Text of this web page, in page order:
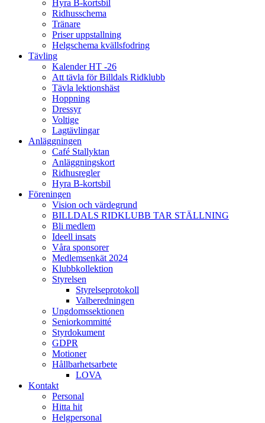
Hyra B-kortsbil
Ridhusschema
Tränare
Priser uppstallning
Helgschema kvällsfodring
Tävling
Kalender HT -26
Att tävla för Billdals Ridklubb
Tävla lektionshäst
Hoppning
Dressyr
Voltige
Lagtävlingar
Anläggningen
Café Stallyktan
Anläggningskort
Ridhusregler
Hyra B-kortsbil
Föreningen
Vision och värdegrund
BILLDALS RIDKLUBB TAR STÄLLNING
Bli medlem
Ideell insats
Våra sponsorer
Medlemsenkät 2024
Klubbkollektion
Styrelsen
Styrelseprotokoll
Valberedningen
Ungdomssektionen
Seniorkommitté
Styrdokument
GDPR
Motioner
Hållbarhetsarbete
LOVA
Kontakt
Personal
Hitta hit
Helgpersonal